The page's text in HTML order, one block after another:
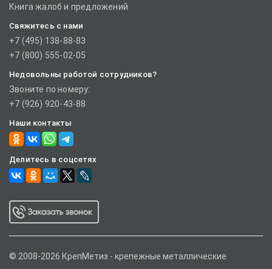
Книга жалоб и предложений
Свяжитесь с нами
+7 (495) 138-88-83
+7 (800) 555-02-05
Недовольны работой сотрудников?
Звоните по номеру:
+7 (926) 920-43-88
Наши контакты
Делитесь в соцсетях
© 2008-2026 КрепМетиз - крепежные металлические